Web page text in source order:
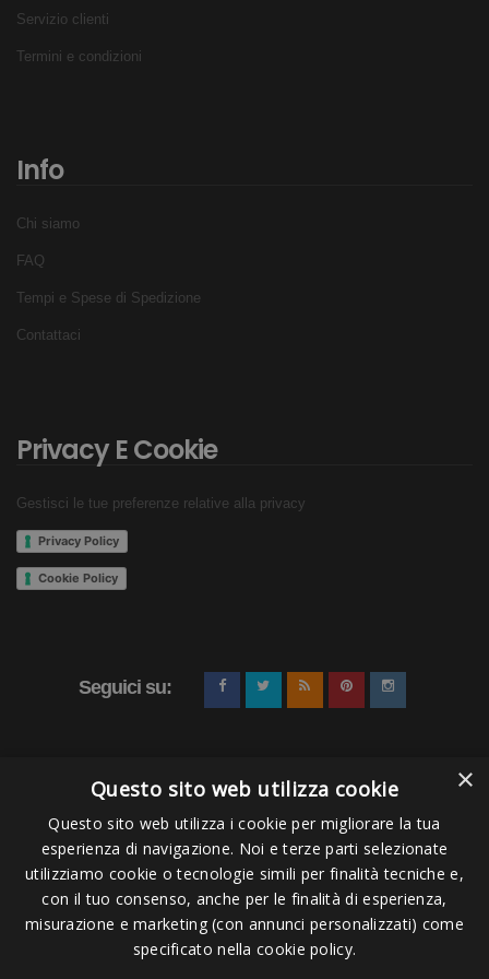
Servizio clienti
Termini e condizioni
Info
Chi siamo
FAQ
Tempi e Spese di Spedizione
Contattaci
Privacy E Cookie
Gestisci le tue preferenze relative alla privacy
Privacy Policy
Cookie Policy
Seguici su:
Pagamenti Accettati
×
Questo sito web utilizza cookie
Questo sito web utilizza i cookie per migliorare la tua
esperienza di navigazione. Noi e terze parti selezionate
utilizziamo cookie o tecnologie simili per finalità tecniche e,
con il tuo consenso, anche per le finalità di esperienza,
misurazione e marketing (con annunci personalizzati) come
specificato nella cookie policy.